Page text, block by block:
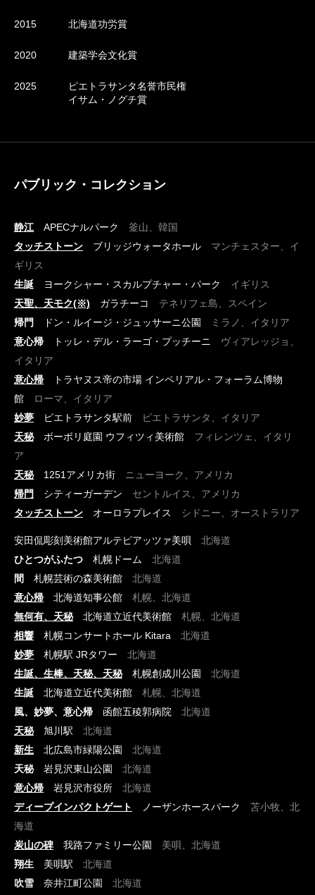
2015 北海道功労賞
2020 建築学会文化賞
2025
ピエトラサンタ名誉市民権
イサム・ノグチ賞
パブリック・コレクション
静江 APECナルパーク 釜山、韓国
タッチストーン ブリッジウォータホール マンチェスター、イ
ギリス
生誕 ヨークシャー・スカルプチャー・パーク イギリス
天聖、天モク(※) ガラチーコ テネリフェ島、スペイン
帰門
ドン・ルイージ・ジュッサーニ公園
ミラノ、イタリア
意心帰 トッレ・デル・ラーゴ・プッチーニ ヴィアレッジョ、
イタリア
意心帰 トラヤヌス帝の市場 インペリアル・フォーラム博物
館
ローマ、イタリア
妙夢 ピエトラサンタ駅前
ピエトラサンタ、イタリア
天秘ボーボリ庭園 ウフィツィ美術館 フィレンツェ、イタリ
ア
天秘1251アメリカ街
ニューヨーク、アメリカ
帰門
シティーガーデン セントルイス、アメリカ
タッチストーン オーロラプレイス シドニー、オーストラリア
安田侃彫刻美術館アルテピアッツァ美唄 北海道
ひとつがふたつ 札幌ドーム 北海道
間
札幌芸術の森美術館 北海道
意心帰 北海道知事公館 札幌、北海道
無何有、天秘北海道立近代美術館 札幌、北海道
相響 札幌コンサートホール Kitara 北海道
妙夢 札幌駅 JRタワー 北海道
生誕、生棒、天秘、天秘札幌創成川公園 北海道
生誕 北海道立近代美術館 札幌、北海道
風、妙夢、意心帰 函館五稜郭病院 北海道
天秘旭川駅 北海道
新生 北広島市緑陽公園 北海道
天秘岩見沢東山公園 北海道
意心帰 岩見沢市役所 北海道
ディープインパクトゲート
ノーザンホースパーク 苫小牧、北
海道
炭山の碑 我路ファミリー公園 美唄、北海道
翔生 美唄駅 北海道
吹雪 奈井江町公園 北海道